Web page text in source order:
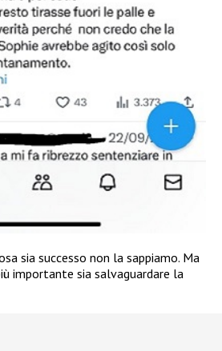
sia successo non la sappiamo. Ma
importante sia salvaguardare la